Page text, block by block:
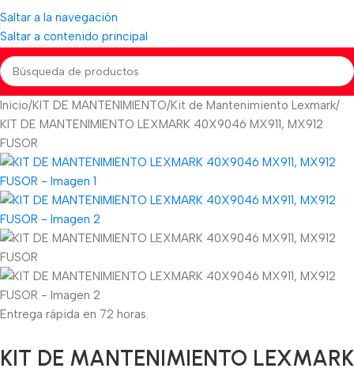
Saltar a la navegación
Saltar a contenido principal
Inicio KIT DE MANTENIMIENTO Kit de Mantenimiento Lexmark
KIT DE MANTENIMIENTO LEXMARK 40X9046 MX911, MX912
FUSOR
Entrega rápida en 72 horas.
KIT DE MANTENIMIENTO LEXMARK